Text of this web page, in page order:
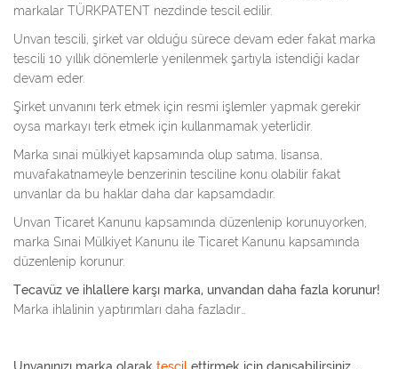
markalar TÜRKPATENT nezdinde tescil edilir.
Unvan tescili, şirket var olduğu sürece devam eder fakat marka
tescili 10 yıllık dönemlerle yenilenmek şartıyla istendiği kadar
devam eder.
Şirket unvanını terk etmek için resmi işlemler yapmak gerekir
oysa markayı terk etmek için kullanmamak yeterlidir.
Marka sınai mülkiyet kapsamında olup satıma, lisansa,
muvafakatnameyle benzerinin tesciline konu olabilir fakat
unvanlar da bu haklar daha dar kapsamdadır.
Unvan Ticaret Kanunu kapsamında düzenlenip korunuyorken,
marka Sınai Mülkiyet Kanunu ile Ticaret Kanunu kapsamında
düzenlenip korunur.
Tecavüz ve ihlallere karşı marka, unvandan daha fazla korunur!
Marka ihlalinin yaptırımları daha fazladır…